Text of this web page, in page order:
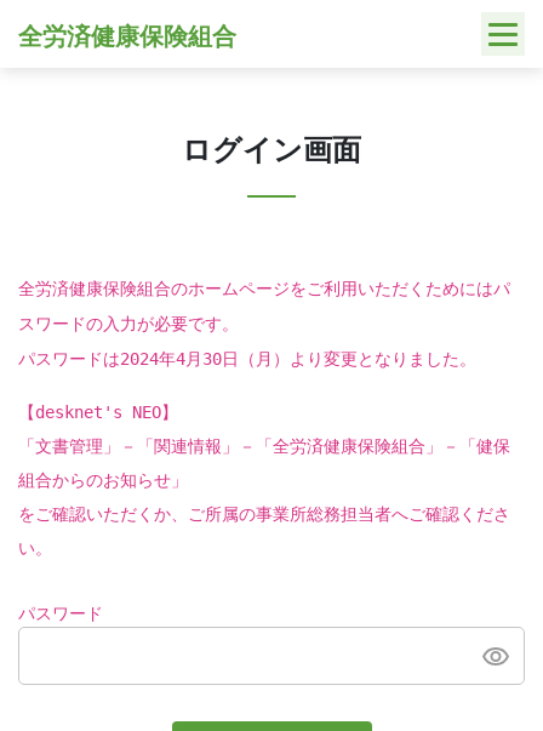
全労済健康保険組合
ログイン画面
全労済健康保険組合のホームページをご利用いただくためにはパ
スワードの入力が必要です。
パスワードは2024年4月30日（月）より変更となりました。
【desknet's NEO】
「文書管理」－「関連情報」－「全労済健康保険組合」－「健保
組合からのお知らせ」
をご確認いただくか、ご所属の事業所総務担当者へご確認くださ
い。
パスワード